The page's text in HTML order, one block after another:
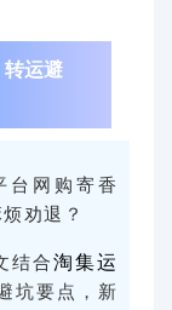
转运避
台网购寄香
劝退？
结合淘集运
坑要点，新